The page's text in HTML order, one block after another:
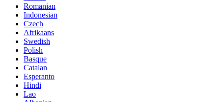
Romanian
Indonesian
Czech
Afrikaans
Swedish
Polish
Basque
Catalan
Esperanto
Hindi
Lao